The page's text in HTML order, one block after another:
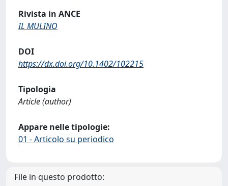
Rivista in ANCE
IL MULINO
DOI
https://dx.doi.org/10.1402/102215
Tipologia
Article (author)
Appare nelle tipologie:
01 - Articolo su periodico
File in questo prodotto: